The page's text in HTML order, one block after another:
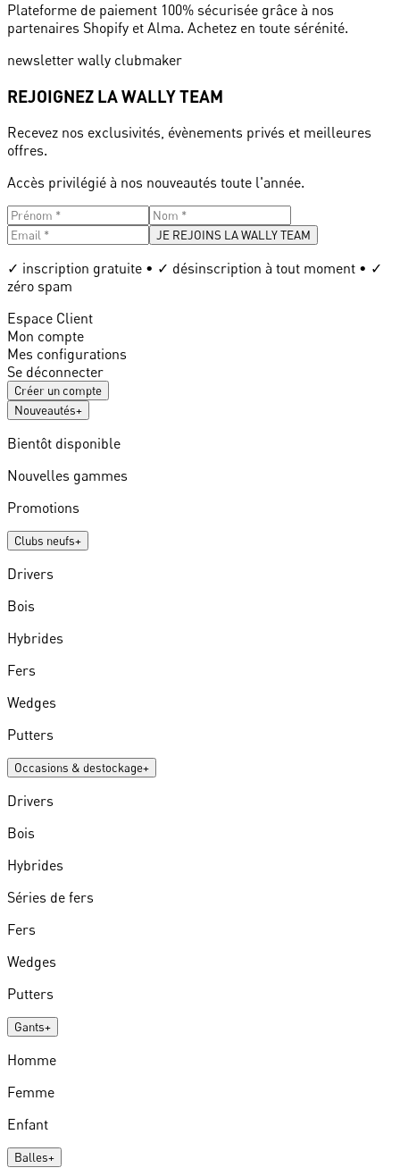
Plateforme de paiement 100% sécurisée grâce à nos
partenaires Shopify et Alma. Achetez en toute sérénité.
newsletter wally clubmaker
REJOIGNEZ LA WALLY TEAM
Recevez nos exclusivités, évènements privés et meilleures
offres.
Accès privilégié à nos nouveautés toute l'année.
JE REJOINS LA WALLY TEAM
✓ inscription gratuite • ✓ désinscription à tout moment • ✓
zéro spam
Espace Client
Mon compte
Mes configurations
Se déconnecter
Créer un compte
Nouveautés+
Bientôt disponible
Nouvelles gammes
Promotions
Clubs neufs+
Drivers
Bois
Hybrides
Fers
Wedges
Putters
Occasions & destockage+
Drivers
Bois
Hybrides
Séries de fers
Fers
Wedges
Putters
Gants+
Homme
Femme
Enfant
Balles+